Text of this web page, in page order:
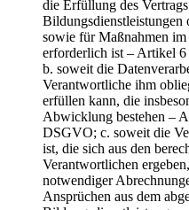
die Erfüllung des
Bildungsdienstleistungen
sowie für Maßnahmen im
erforderlich ist – Artikel
b. soweit die
Verantwortliche ihm
erfüllen kann, die
Abwicklung bestehen –
DSGVO; c. soweit die
ist, die sich aus den
Verantwortlichen
notwendiger
Ansprüchen aus dem